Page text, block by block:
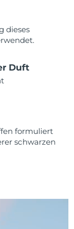
dieses
Duft
formuliert
schwarzen
13/8/26
13/8/26
Lieferung